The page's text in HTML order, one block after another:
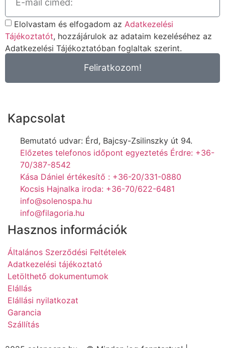
Elolvastam és elfogadom az Adatkezelési
Tájékoztatót, hozzájárulok az adataim kezeléséhez az
Adatkezelési Tájékoztatóban foglaltak szerint.
Feliratkozom!
Kapcsolat
Bemutató udvar: Érd, Bajcsy-Zsilinszky út 94.
Előzetes telefonos időpont egyeztetés Érdre: +36-
70/387-8542
Kása Dániel értékesítő : +36-20/331-0880
Kocsis Hajnalka iroda: +36-70/622-6481
info@solenospa.hu
info@filagoria.hu
Hasznos információk
Általános Szerződési Feltételek
Adatkezelési tájékoztató
Letölthető dokumentumok
Elállás
Elállási nyilatkozat
Garancia
Szállítás